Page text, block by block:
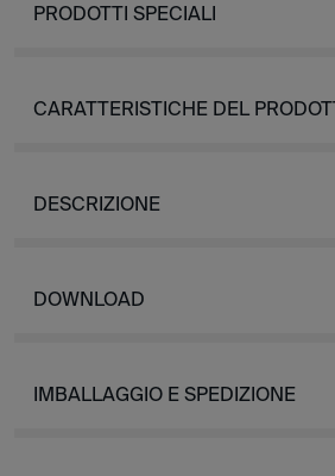
PRODOTTI SPECIALI
CARATTERISTICHE DEL
DESCRIZIONE
DOWNLOAD
IMBALLAGGIO E SPEDIZIONE